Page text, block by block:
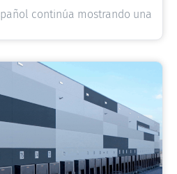
continúa mostrando una